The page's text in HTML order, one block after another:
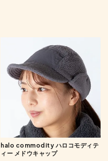
halo commodity ハロコモディテ
ィー メドウキャップ